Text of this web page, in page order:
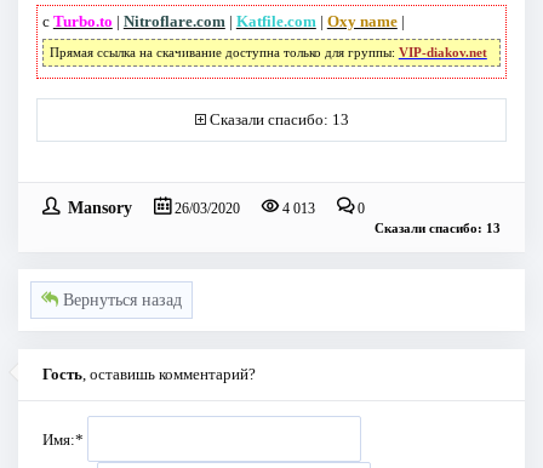
с Turbo.to | Nitroflare.com| Katfile.com| Oxy name|
Прямая ссылка на скачивание доступна только для группы: VIP-diakov.net
Сказали спасибо: 13
Mansory 26/03/2020 4 013 0
Сказали спасибо: 13
Вернуться назад
Гость, оставишь комментарий?
Имя:*